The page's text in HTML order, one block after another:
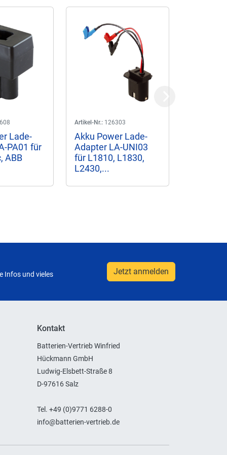
Lade-
PA01 für
ABB
Artikel-Nr.: 126303
Akku Power Lade-
Adapter LA-UNI03
für L1810, L1830,
L2430,...
Infos und vieles Jetzt anmelden
Kontakt
Batterien-Vertrieb Winfried
Hückmann GmbH
Ludwig-Elsbett-Straße 8
D-97616 Salz
Tel. +49 (0)9771 6288-0
info@batterien-vertrieb.de